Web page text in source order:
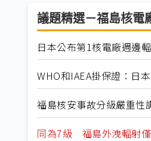
議題精選－福島核電
日本公布第1核電廠週邊
WHO和IAEA掛保證：日
福島核安事故分級嚴重
同為7級 福島外洩輻射